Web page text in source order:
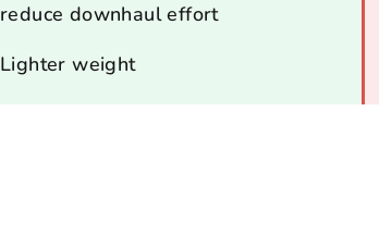
reduce downhaul effort
Lighter weight